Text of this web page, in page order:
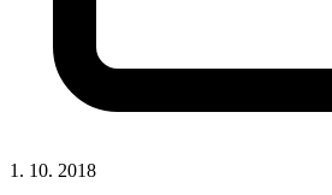
1. 10. 2018